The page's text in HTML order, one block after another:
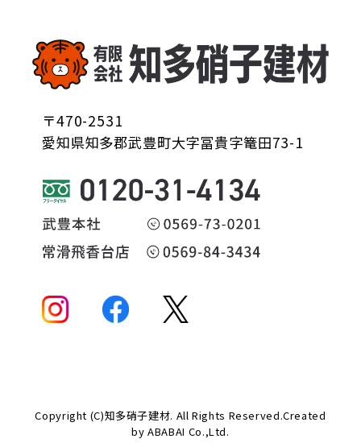
〒470-2531
愛知県知多郡武豊町大字冨貴字篭田73-1
Copyright (C)知多硝子建材. All Rights Reserved.Created
byABABAI Co.,Ltd.